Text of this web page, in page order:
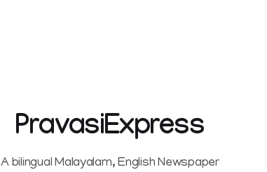
PravasiExpress
A bilingual Malayalam, English Newspaper